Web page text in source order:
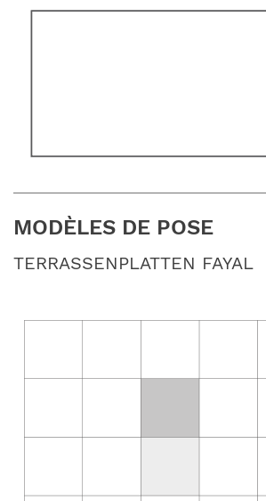
MODÈLES DE POSE
TERRASSENPLATTEN FAYAL